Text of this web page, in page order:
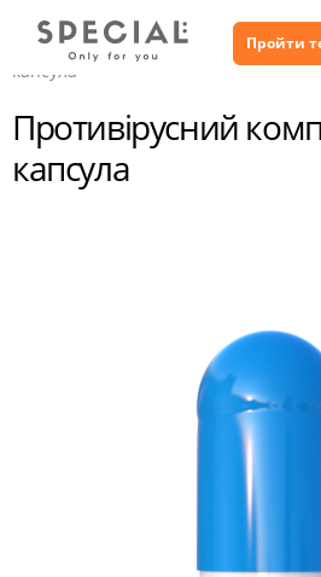
Пройти
Каталог
капсула
Противірусний
капсула